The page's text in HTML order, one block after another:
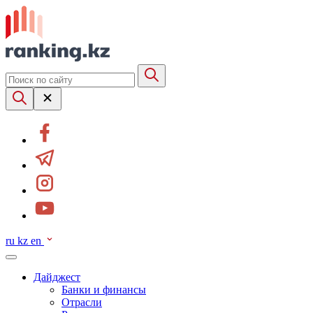
ru kz en
Дайджест
Банки и финансы
Отрасли